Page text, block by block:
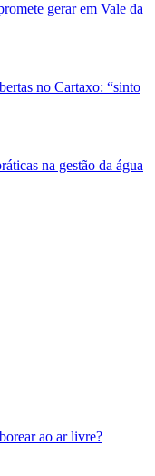
gerar em Vale da
no Cartaxo: “sinto
na gestão da água
ao ar livre?